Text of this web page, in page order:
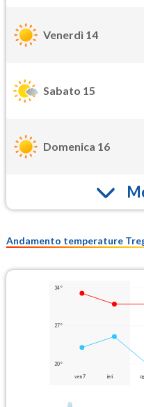
Venerdì 14
Sabato 15
Domenica 16
Andamento temperature
34°
27°
20°
ven 7 ieri